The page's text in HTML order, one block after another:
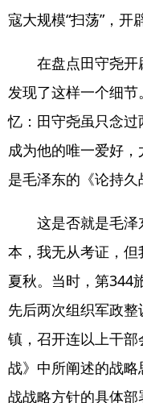
寇大规模“扫荡”，开
在盘点田守尧
发现了这样一个细
忆：田守尧虽只念
成为他的唯一爱好
是毛泽东的《论持久
这是否就是毛
本，我无从考证，
夏秋。当时，第344
先后两次组织军政
镇，召开连以上干
战》中所阐述的战
战战略方针的具体部